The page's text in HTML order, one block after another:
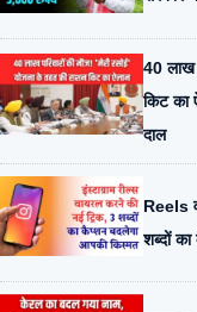
40 लाख
किट का
दाल
Reels
शब्दों